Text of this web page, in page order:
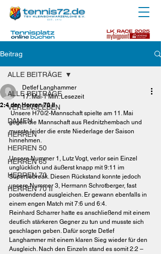
Beitrag
ALLE BEITRÄGE
VEREINSLEBEN
DAMEN
HERREN
HERREN 50
HERREN 65
HERREN 70
HERREN 70 II
ALLE BEITRÄGE
2:4 der Herren 70 II
Detlef Langhammer
17. Mai 1 Min. Lesezeit
Unsere H70/2-Mannschaft spielte am 11. Mai
gegen die Mannschaft aus Rednitzhembach und
musste leider die erste Niederlage der Saison
hinnehmen.
Unsere Nummer 1, Lutz Vogt, verlor sein Einzel
unglücklich und äußerst knapp mit 9:11 im
Supertiebreak. Diesen Rückstand konnte jedoch
unsere Nummer 3, Hermann Schrotberger, fast
postwendend ausgleichen. Er gewann ebenfalls in
einem engen Match mit 7:6 und 6:4.
Reinhard Scharrer hatte es anschließend mit einem
deutlich stärkeren Gegner zu tun und musste sich
geschlagen geben. Dafür sorgte Detlef
Langhammer mit einem klaren Sieg wieder für den
Ausgleich. Nach den Einzeln stand es somit 2:2 –